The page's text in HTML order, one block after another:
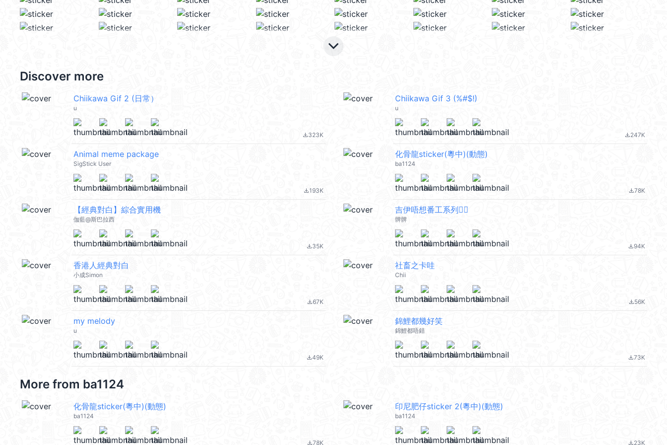
keyboard_arrow_down
Discover more
Chiikawa Gif 2 (日常）
u
file_download323K
Chiikawa Gif 3 (%#$!)
u
file_download247K
Animal meme package
SigStick User
file_download193K
化骨龍sticker(粵中)(動態)
ba1124
file_download78K
【經典對白】綜合實用機
伽藍@斯巴拉西
file_download35K
吉伊唔想番工系列🙂‍↔️
髀髀
file_download94K
香港人經典對白
小成Simon
file_download67K
社畜之卡哇
Chii
file_download56K
my melody
u
file_download49K
錦鯉都幾好笑
錦鯉都唔錯
file_download73K
More from ba1124
化骨龍sticker(粵中)(動態)
ba1124
file_download78K
印尼肥仔sticker 2(粵中)(動態)
ba1124
file_download23K